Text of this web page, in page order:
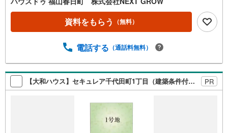
資料をもらう （無料）
電話する （通話料無料）
【大和ハウス】セキュレア千代田町1丁目（建築条件付宅地分譲） PR